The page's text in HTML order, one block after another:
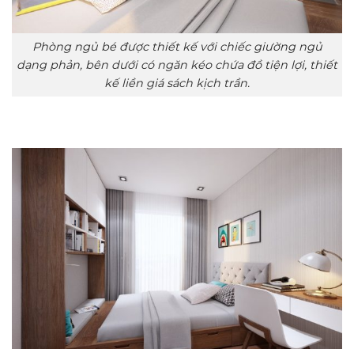
Phòng ngủ bé được thiết kế với chiếc giường ngủ
dạng phản, bên dưới có ngăn kéo chứa đồ tiện lợi, thiết
kế liền giá sách kịch trần.